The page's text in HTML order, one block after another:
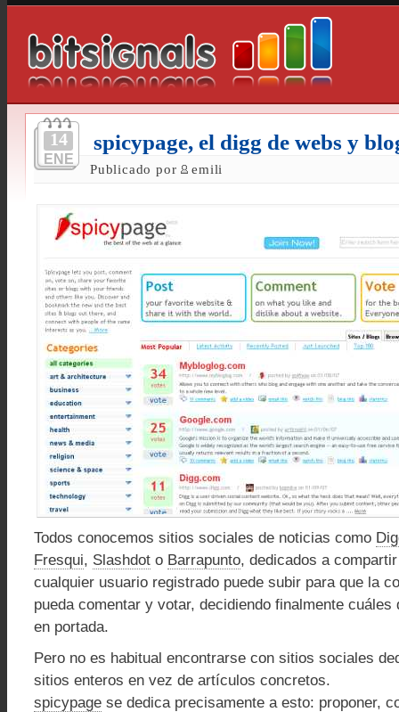
14
ENE
spicypage, el digg de webs y
Publicado por emili
Todos conocemos sitios sociales de noticias como
Fresqui, Slashdot o Barrapunto, dedicados a
cualquier usuario registrado puede subir para que la
pueda comentar y votar, decidiendo finalmente cuáles
en portada.
Pero no es habitual encontrarse con sitios sociales
sitios enteros en vez de artículos concretos.
spicypage se dedica precisamente a esto: proponer,